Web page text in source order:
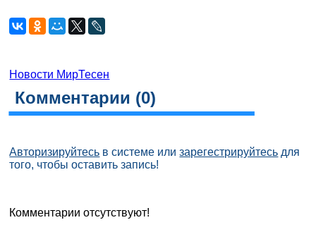
Новости МирТесен
Комментарии (0)
Авторизируйтесь в системе илизарегестрируйтесь для
того, чтобы оставить запись!
Комментарии отсутствуют!